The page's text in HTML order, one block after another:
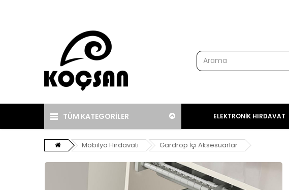
TÜM KATEGORİLER ELEKTRONİK HIRDAVAT
Mobilya Hırdavatı Gardrop İçi Aksesuarlar